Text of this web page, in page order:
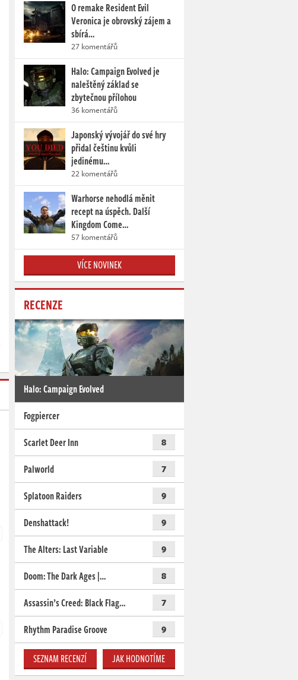
O remake Resident Evil
Veronica je obrovský zájem a
sbírá…
27 komentářů
Halo: Campaign Evolved je
naleštěný základ se
zbytečnou přílohou
36 komentářů
Japonský vývojář do své hry
přidal češtinu kvůli
jedinému…
22 komentářů
Warhorse nehodlá měnit
recept na úspěch. Další
Kingdom Come…
57 komentářů
VÍCE NOVINEK
RECENZE
Halo: Campaign Evolved
Fogpiercer
Scarlet Deer Inn
8
Palworld 7
Splatoon Raiders 9
Denshattack! 9
The Alters: Last Variable 9
Doom: The Dark Ages |… 8
Assassin’s Creed: Black Flag… 7
Rhythm Paradise Groove 9
SEZNAM RECENZÍ JAK HODNOTÍME